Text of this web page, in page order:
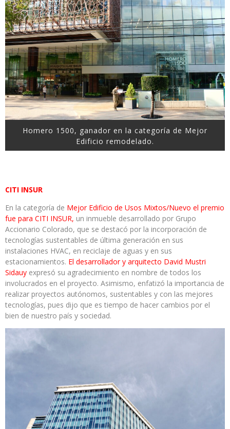
Homero 1500, ganador en la categoría de Mejor
Edificio remodelado.
CITI INSUR
En la categoría de Mejor Edificio de Usos Mixtos/Nuevo el premio
fue para CITI INSUR, un inmueble desarrollado por Grupo
Accionario Colorado, que se destacó por la incorporación de
tecnologías sustentables de última generación en sus
instalaciones HVAC, en reciclaje de aguas y en sus
estacionamientos. El desarrollador y arquitecto David Mustri
Sidauy expresó su agradecimiento en nombre de todos los
involucrados en el proyecto. Asimismo, enfatizó la importancia de
realizar proyectos autónomos, sustentables y con las mejores
tecnologías, pues dijo que es tiempo de hacer cambios por el
bien de nuestro país y sociedad.